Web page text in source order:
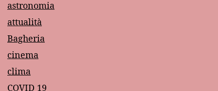
astronomia
attualità
Bagheria
cinema
clima
COVID 19